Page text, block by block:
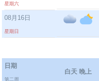
星期六
08月16日
星期日
日期
第二周
白天 晚上